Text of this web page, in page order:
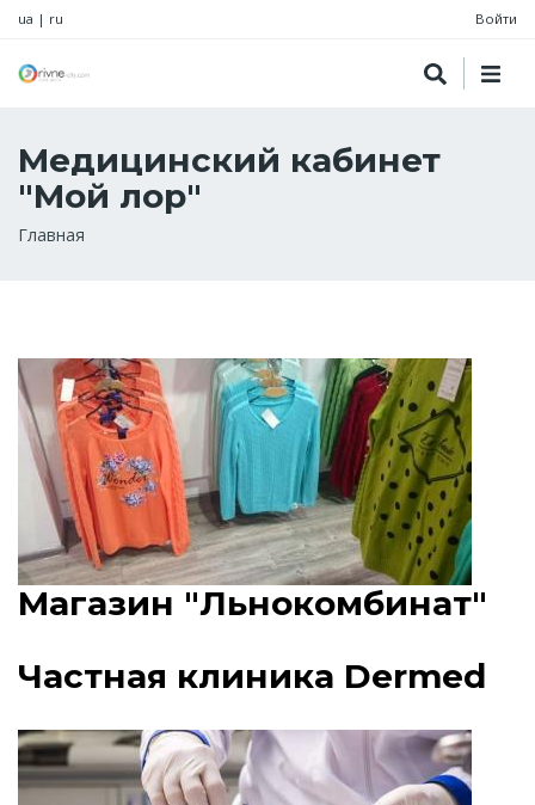
ua | ru Войти
Медицинский кабинет
"Мой лор"
Строка
Главная
Магазин "Льнокомбинат"
Частная клиника Dermed